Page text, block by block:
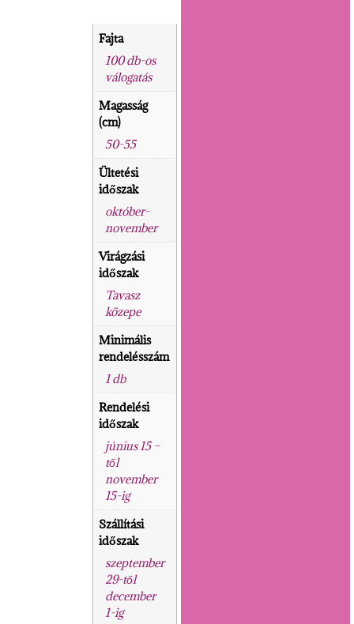
Fajta
100 db-os
válogatás
Magasság
(cm)
50-55
Ültetési
időszak
október-
november
Virágzási
időszak
Tavasz
közepe
Minimális
rendelésszám
1 db
Rendelési
időszak
június 15 –
től
november
15-ig
Szállítási
időszak
szeptember
29-től
december
1-ig